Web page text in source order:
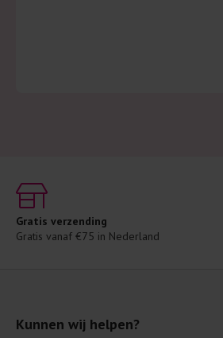
Gratis verzending
Gratis vanaf €75 in Nederland
Kunnen wij helpen?